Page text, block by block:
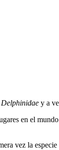
Delphinidae y a
en el
vez la